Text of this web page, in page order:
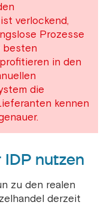
verlockend,
Prozesse
besten
in den
die
kennen
nutzen
zu den realen
derzeit